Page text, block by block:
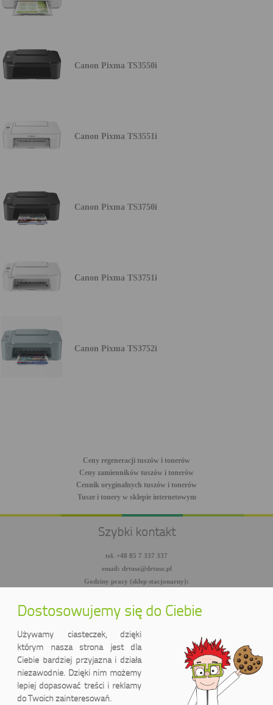
Canon Pixma TS3550i
Canon Pixma TS3551i
Canon Pixma TS3750i
Canon Pixma TS3751i
Canon Pixma TS3752i
Ceny regeneracji tuszów i tonerów
Ceny zamienników tuszów i tonerów
Cennik oryginalnych tuszów i tonerów
Tusze i tonery w sklepie internetowym
Szybki kontakt
tel. +48 85 7 337 337
email: drtusz@drtusz.pl
Godziny pracy (sklep stacjonarny):
facebook.com/DrTusz
youtube.com/DrTusz
Dostosowujemy się do Ciebie
Używamy ciasteczek, dzięki
którym nasza strona jest dla
Ciebie bardziej przyjazna i działa
niezawodnie. Dzięki nim możemy
lepiej dopasować treści i reklamy
do Twoich zainteresowań.